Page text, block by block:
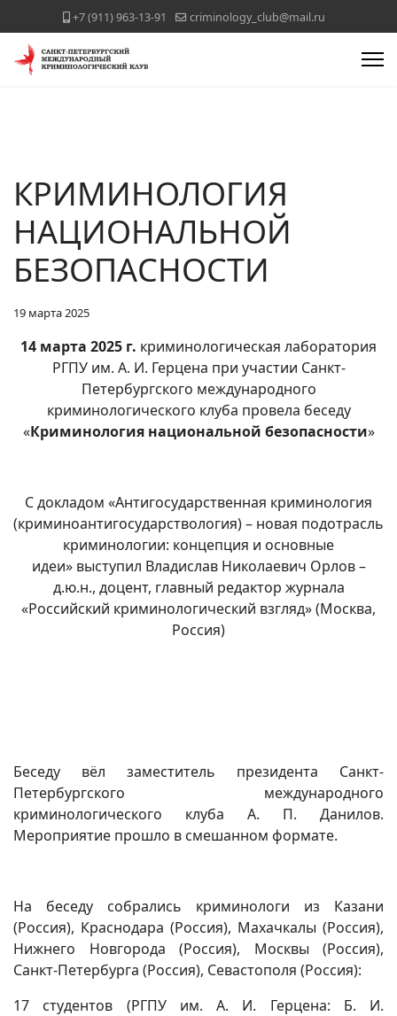
+7 (911) 963-13-91 criminology_club@mail.ru
КРИМИНОЛОГИЯ
НАЦИОНАЛЬНОЙ
БЕЗОПАСНОСТИ
19 марта 2025
14 марта 2025 г. криминологическая лаборатория
РГПУ им. А. И. Герцена при участии Санкт-
Петербургского международного
криминологического клуба провела беседу
«Криминология национальной безопасности»
С докладом «Антигосударственная криминология
(криминоантигосударствология) – новая подотрасль
криминологии: концепция и основные
идеи» выступил Владислав Николаевич Орлов –
д.ю.н., доцент, главный редактор журнала
«Российский криминологический взгляд» (Москва,
Россия)
Беседу вёл заместитель президента Санкт-
Петербургского международного
криминологического клуба А. П. Данилов.
Мероприятие прошло в смешанном формате.
На беседу собрались криминологи из Казани
(Россия), Краснодара (Россия), Махачкалы (Россия),
Нижнего Новгорода (Россия), Москвы (Россия),
Санкт-Петербурга (Россия), Севастополя (Россия):
17 студентов (РГПУ им. А. И. Герцена: Б. И.